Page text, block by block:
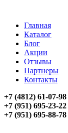
Главная
Каталог
Блог
Акции
Отзывы
Партнеры
Контакты
+7 (4812) 61-07-98
+7 (951) 695-23-22
+7 (951) 695-88-78